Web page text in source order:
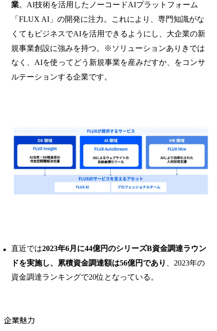
業。AI技術を活用したノーコードAIプラットフォーム
「FLUX AI」の開発に注力。これにより、専門知識がな
くてもビジネスでAIを活用できるようにし、大企業の新
規事業創設に強みを持つ。※ソリューションありきでは
なく、AIを使ってどう新規事業を産みだすか、をコンサ
ルテーションする企業です。
直近では2023年6月に44億円のシリーズB資金調達ラウン
ドを実施し、累積資金調達額は56億円であり
、2023年の
資金調達ランキングで20位となっている。
企業魅力